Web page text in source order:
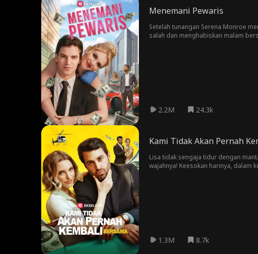
Menemani Pewaris
Setelah tunangan Serena Monroe
salah dan menghabiskan malam
2.2M 24.3k
Kami Tidak Akan Pernah
Lisa tidak sengaja tidur dengan
wajahnya! Keesokan harinya, dalam
1.3M 8.7k